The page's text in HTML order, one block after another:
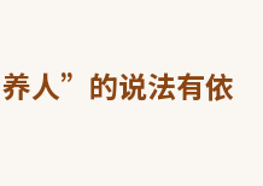
人”的说法有依